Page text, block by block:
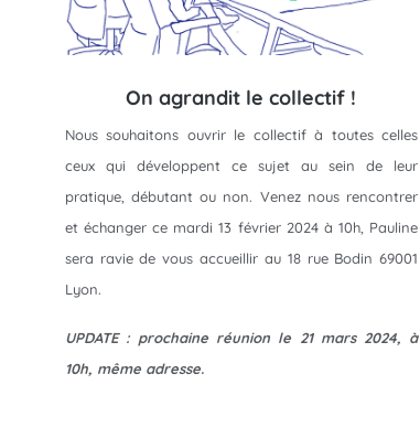
On agrandit le collectif !
Nous souhaitons ouvrir le collectif à toutes celles
ceux qui développent ce sujet au sein de leur
pratique, débutant ou non. Venez nous rencontrer
et échanger ce mardi 13 février 2024 à 10h, Pauline
sera ravie de vous accueillir au 18 rue Bodin 69001
Lyon.
UPDATE : prochaine réunion le 21 mars 2024, à
10h, même adresse.